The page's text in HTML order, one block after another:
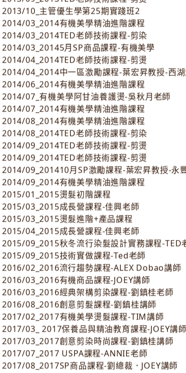
2013/09_2013TED老師技術課程-剪燙
2013/10_主管優生學第25期實踐班2
2014/03_2014有機美學精油進階課程
2014/03_2014TED老師技術課程-剪染
2014/03_20145月SP商品課程-有機美學
2014/04_2014TED老師技術課程-剪燙
2014/04_2014中一區激勵課程-葉宏昇教授-西湖
2014/06_2014有機美學精油進階課程
2014/07_有機美學阿甘油養護燙-吳秋月老師
2014/07_2014有機美學精油進階課程
2014/08_2014有機美學精油進階課程
2014/08_2014TED老師技術課程-剪染
2014/09_2014TED老師技術課程-剪燙
2014/09_2014TED老師技術課程-剪燙
2014/09_201410月SP激勵課程-葉宏昇教授-永豐
2014/09_2014有機美學精油進階課程
2015/01_2015燙髮初階課程
2015/03_2015成長營課程-佳興老師
2015/03_2015燙髮進階+產品課程
2015/04_2015成長營課程-佳興老師
2015/09_2015秋冬流行染髮設計實務課程-TED
2015/09_2015技術實做課程-Ted老師
2016/02_2016流行趨勢課程-ALEX Dobao講師
2016/03_2016有機商品課程-JOEY講師
2016/03_2016經典架構剪染課程-劉鎮桂老師
2016/08_2016創意剪髮課程-劉鎮桂講師
2017/02_2017有機美學燙髮課程-TIM講師
2017/03_ 2017保養品與精油教育課程-JOEY講師
2017/03_2017創意剪染時尚課程-劉鎮桂講師
2017/07_2017 USPA課程-ANNIE老師